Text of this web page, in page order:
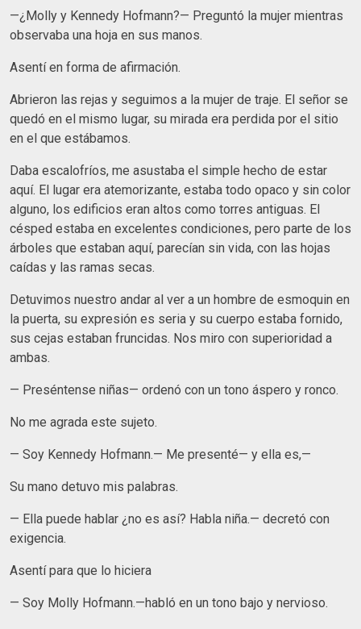
—¿Molly y Kennedy Hofmann?— Preguntó la mujer mientras
observaba una hoja en sus manos.
Asentí en forma de afirmación.
Abrieron las rejas y seguimos a la mujer de traje. El señor se
quedó en el mismo lugar, su mirada era perdida por el sitio
en el que estábamos.
Daba escalofríos, me asustaba el simple hecho de estar
aquí. El lugar era atemorizante, estaba todo opaco y sin color
alguno, los edificios eran altos como torres antiguas. El
césped estaba en excelentes condiciones, pero parte de los
árboles que estaban aquí, parecían sin vida, con las hojas
caídas y las ramas secas.
Detuvimos nuestro andar al ver a un hombre de esmoquin en
la puerta, su expresión es seria y su cuerpo estaba fornido,
sus cejas estaban fruncidas. Nos miro con superioridad a
ambas.
— Preséntense niñas— ordenó con un tono áspero y ronco.
No me agrada este sujeto.
— Soy Kennedy Hofmann.— Me presenté— y ella es,—
Su mano detuvo mis palabras.
— Ella puede hablar ¿no es así? Habla niña.— decretó con
exigencia.
Asentí para que lo hiciera
— Soy Molly Hofmann.—habló en un tono bajo y nervioso.